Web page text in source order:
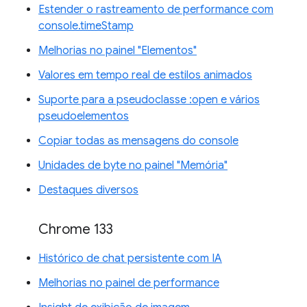
Estender o rastreamento de performance com
console.timeStamp
Melhorias no painel "Elementos"
Valores em tempo real de estilos animados
Suporte para a pseudoclasse :open e vários
pseudoelementos
Copiar todas as mensagens do console
Unidades de byte no painel "Memória"
Destaques diversos
Chrome 133
Histórico de chat persistente com IA
Melhorias no painel de performance